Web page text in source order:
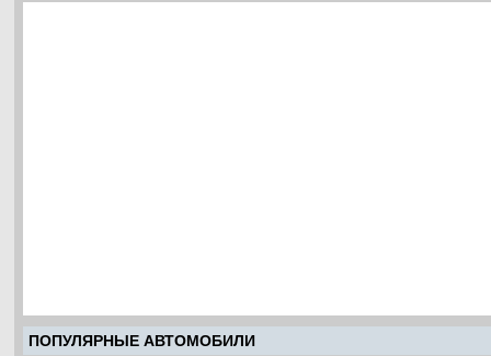
ПОПУЛЯРНЫЕ АВТОМОБИЛИ